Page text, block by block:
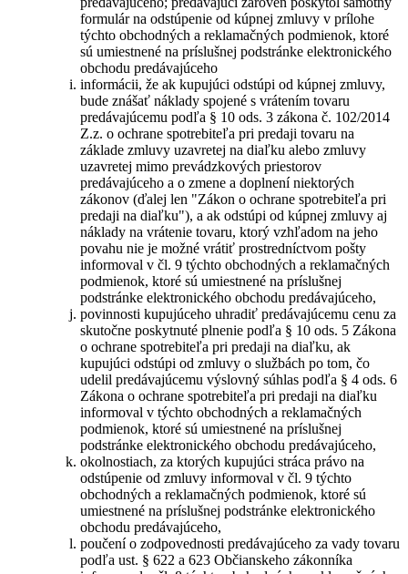
formulár na odstúpenie od kúpnej zmluvy v prílohe
týchto obchodných a reklamačných podmienok, ktoré
sú umiestnené na príslušnej podstránke elektronického
obchodu predávajúceho
informácii, že ak kupujúci odstúpi od kúpnej zmluvy,
bude znášať náklady spojené s vrátením tovaru
predávajúcemu podľa § 10 ods. 3 zákona č. 102/2014
Z.z. o ochrane spotrebiteľa pri predaji tovaru na
základe zmluvy uzavretej na diaľku alebo zmluvy
uzavretej mimo prevádzkových priestorov
predávajúceho a o zmene a doplnení niektorých
zákonov (ďalej len "Zákon o ochrane spotrebiteľa pri
predaji na diaľku"), a ak odstúpi od kúpnej zmluvy aj
náklady na vrátenie tovaru, ktorý vzhľadom na jeho
povahu nie je možné vrátiť prostredníctvom pošty
informoval v čl. 9 týchto obchodných a reklamačných
podmienok, ktoré sú umiestnené na príslušnej
podstránke elektronického obchodu predávajúceho,
povinnosti kupujúceho uhradiť predávajúcemu cenu za
skutočne poskytnuté plnenie podľa § 10 ods. 5 Zákona
o ochrane spotrebiteľa pri predaji na diaľku, ak
kupujúci odstúpi od zmluvy o službách po tom, čo
udelil predávajúcemu výslovný súhlas podľa § 4 ods. 6
Zákona o ochrane spotrebiteľa pri predaji na diaľku
informoval v týchto obchodných a reklamačných
podmienok, ktoré sú umiestnené na príslušnej
podstránke elektronického obchodu predávajúceho,
okolnostiach, za ktorých kupujúci stráca právo na
odstúpenie od zmluvy informoval v čl. 9 týchto
obchodných a reklamačných podmienok, ktoré sú
umiestnené na príslušnej podstránke elektronického
obchodu predávajúceho,
poučení o zodpovednosti predávajúceho za vady tovaru
podľa ust. § 622 a 623 Občianskeho zákonníka